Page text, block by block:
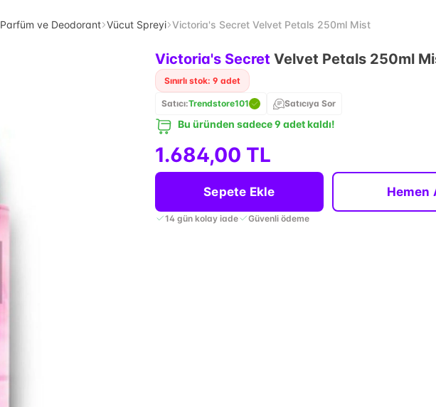
Parfüm ve Deodorant Vücut Spreyi Victoria's Secret Velvet Petals 250ml Mist
Victoria's Secret Velvet Petals 250ml
Sınırlı stok: 9 adet
Satıcı:Trendstore101 Satıcıya Sor
Bu üründen sadece 9 adet kaldı!
1.684,00 TL
Sepete Ekle Hemen
14 gün kolay iade Güvenli ödeme